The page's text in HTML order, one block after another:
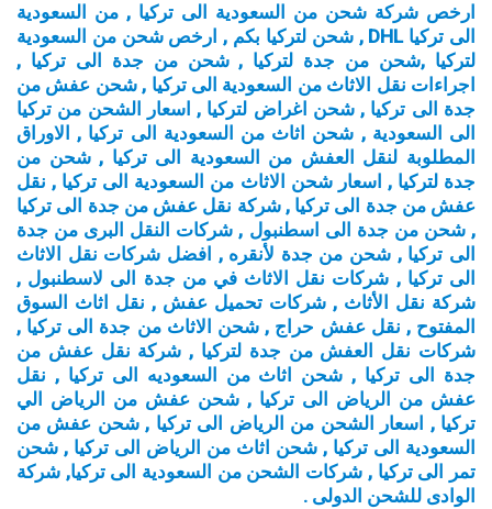
ارخص شركة شحن من السعودية الى تركيا , من السعودية
الى تركيا DHL , شحن لتركيا بكم , ارخص شحن من السعودية
لتركيا ,شحن من جدة لتركيا , شحن من جدة الى تركيا ,
اجراءات نقل الاثاث من السعودية الى تركيا , شحن عفش من
جدة الى تركيا , شحن اغراض لتركيا , اسعار الشحن من تركيا
الى السعودية , شحن اثاث من السعودية الى تركيا , الاوراق
المطلوبة لنقل العفش من السعودية الى تركيا , شحن من
جدة لتركيا , اسعار شحن الاثاث من السعودية الى تركيا , نقل
عفش من جدة الى تركيا , شركة نقل عفش من جدة الى تركيا
, شحن من جدة الى اسطنبول , شركات النقل البرى من جدة
الى تركيا , شحن من جدة لأنقره , افضل شركات نقل الاثاث
الى تركيا , شركات نقل الاثاث في من جدة الى لاسطنبول ,
شركة نقل الأثاث , شركات تحميل عفش , نقل اثاث السوق
المفتوح , نقل عفش حراج , شحن الاثاث من جدة الى تركيا ,
شركات نقل العفش من جدة لتركيا , شركة نقل عفش من
جدة الى تركيا , شحن اثاث من السعوديه الى تركيا , نقل
عفش من الرياض الى تركيا , شحن عفش من الرياض الي
تركيا , اسعار الشحن من الرياض الى تركيا , شحن عفش من
السعودية الى تركيا , شحن اثاث من الرياض الى تركيا , شحن
تمر الى تركيا , شركات الشحن من السعودية الى تركيا, شركة
الوادى للشحن الدولى .